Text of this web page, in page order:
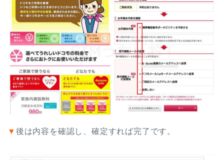
▼ 後は内容を確認し、確定すれば完了です。